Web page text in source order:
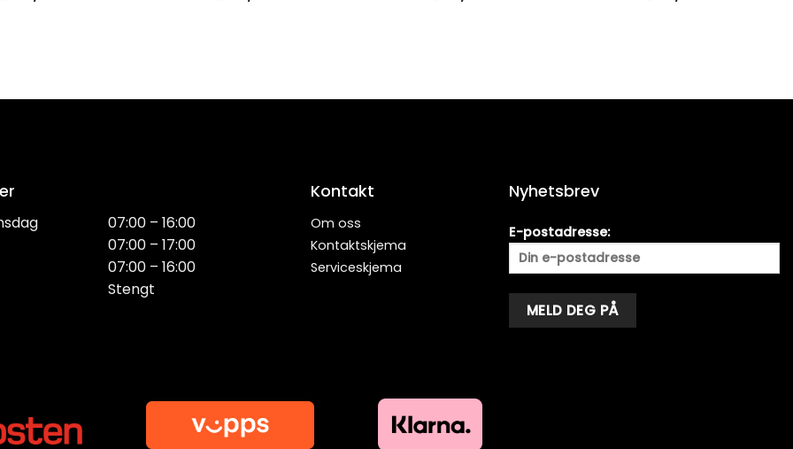
07:00 – 16:00
07:00 – 17:00
07:00 – 16:00
Stengt
Kontakt
Om oss
Kontaktskjema
Serviceskjema
Nyhetsbrev
E-postadresse: